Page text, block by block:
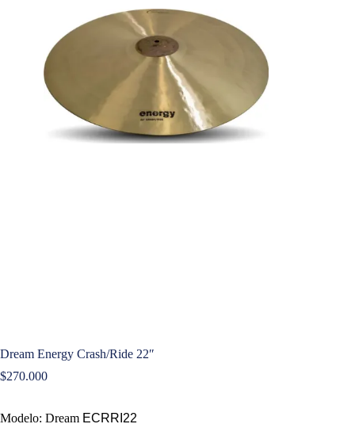
Dream Energy Crash/Ride 22″
$270.000
Modelo: Dream ECRRI22